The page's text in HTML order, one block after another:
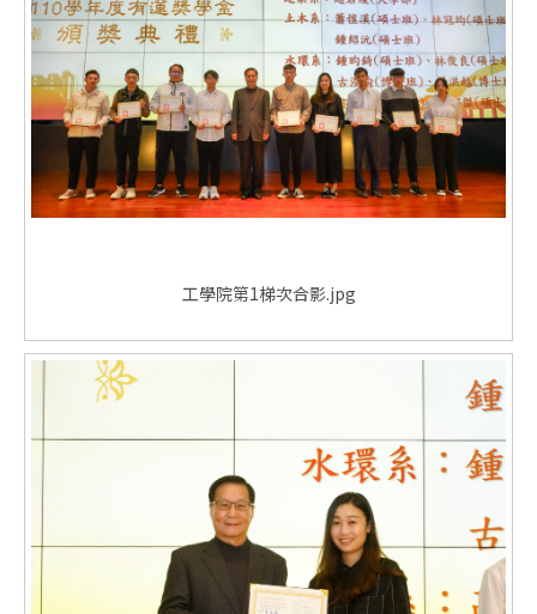
工學院第1梯次合影.jpg